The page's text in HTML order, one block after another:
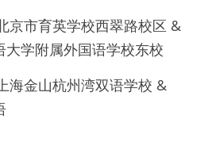
京市育英学校西翠路校区 &
大学附属外国语学校东校
海金山杭州湾双语学校 &